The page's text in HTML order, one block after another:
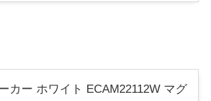
カー ホワイト ECAM22112W マグ